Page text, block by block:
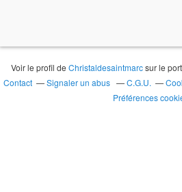
Voir le profil deChristaldesaintmarcsur le
Contact
Signaler un abus C.G.U.
Préférences